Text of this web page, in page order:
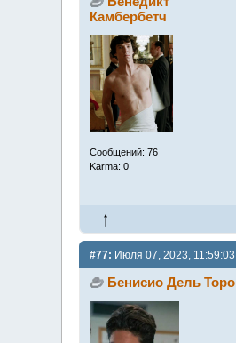
Камбербетч
Сообщений: 76
Karma: 0
#77: Июля 07, 2023, 11:59:03
Бенисио Дель Торо